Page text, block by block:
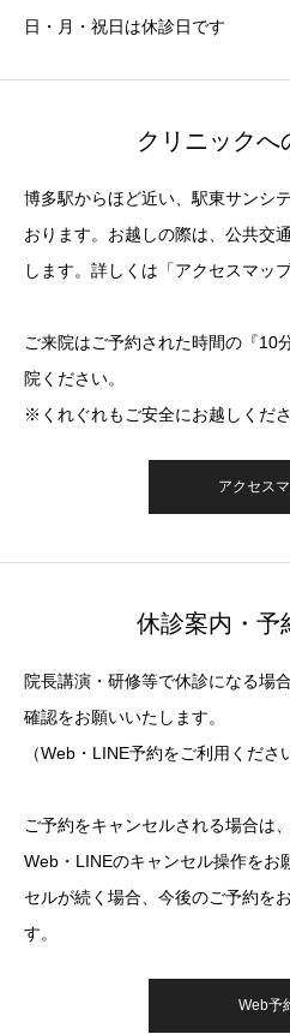
日・月・祝日は休診日です
クリニックへ
博多駅からほど近い、駅東サンシ
おります。お越しの際は、公共交
します。詳しくは「アクセスマッ
ご来院はご予約された時間の『10
院ください。
※くれぐれもご安全にお越しくださ
アクセス
休診案内・予
院長講演・研修等で休診になる場
確認をお願いいたします。
（Web・LINE予約をご利用くださ
ご予約をキャンセルされる場合は
Web・LINEのキャンセル操作をお
セルが続く場合、今後のご予約を
す。
Web予